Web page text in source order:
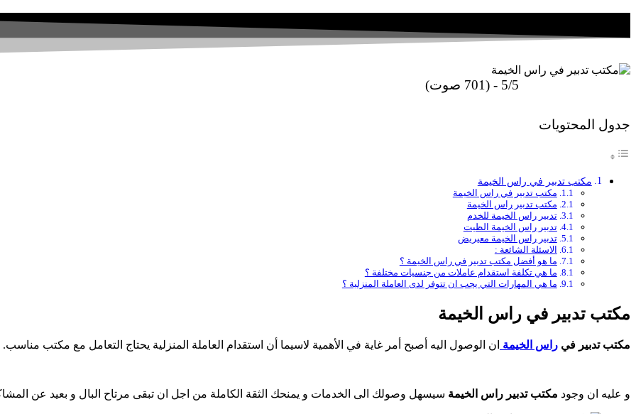
5/5 - (701 صوت)
جدول المحتويات
مكتب تدبير في راس الخيمة
مكتب تدبير في راس الخيمة
مكتب تدبير راس الخيمة
تدبير راس الخيمة للخدم
تدبير راس الخيمة الظيت
تدبير راس الخيمة معيريض
الاسئلة الشائعة :
ما هو أفضل مكتب تدبير في راس الخيمة ؟
ما هي تكلفة استقدام عاملات من جنسيات مختلفة ؟
ما هي المهارات التي يجب ان تتوفر لدى العاملة المنزلية ؟
مكتب تدبير في راس الخيمة
مكتب تدبير في راس الخيمة ان الوصول اليه أصبح أمر غاية في الأهمية لاسيما أن استقدام العاملة المنزلية يحتاج التعامل مع مكتب مناسب.
و عليه ان وجود مكتب تدبير راس الخيمة سيسهل وصولك الى الخدمات و يمنحك الثقة الكاملة من اجل ان تبقى مرتاح البال و بعيد عن